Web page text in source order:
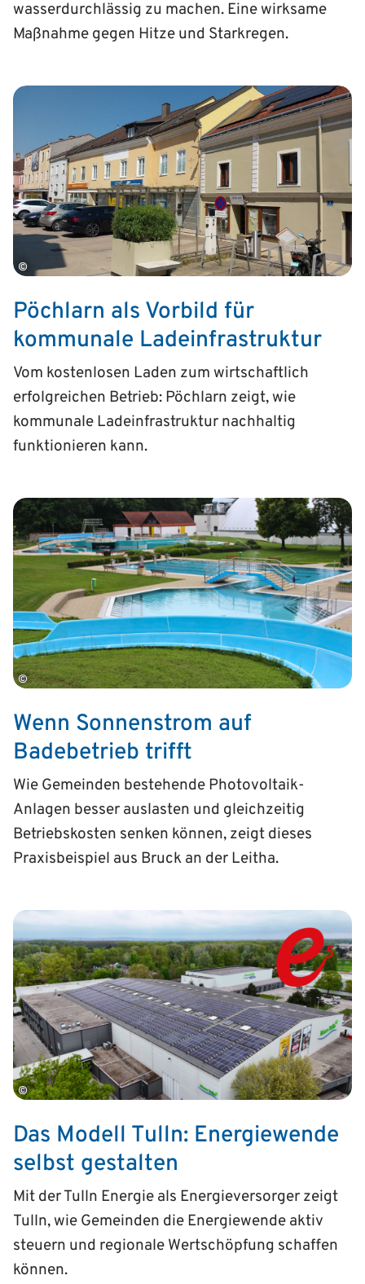
wasserdurchlässig zu machen. Eine wirksame
Maßnahme gegen Hitze und Starkregen.
©
Pöchlarn als Vorbild für
kommunale Ladeinfrastruktur
Vom kostenlosen Laden zum wirtschaftlich
erfolgreichen Betrieb: Pöchlarn zeigt, wie
kommunale Ladeinfrastruktur nachhaltig
funktionieren kann.
©
Wenn Sonnenstrom auf
Badebetrieb trifft
Wie Gemeinden bestehende Photovoltaik-
Anlagen besser auslasten und gleichzeitig
Betriebskosten senken können, zeigt dieses
Praxisbeispiel aus Bruck an der Leitha.
©
Das Modell Tulln: Energiewende
selbst gestalten
Mit der Tulln Energie als Energieversorger zeigt
Tulln, wie Gemeinden die Energiewende aktiv
steuern und regionale Wertschöpfung schaffen
können.